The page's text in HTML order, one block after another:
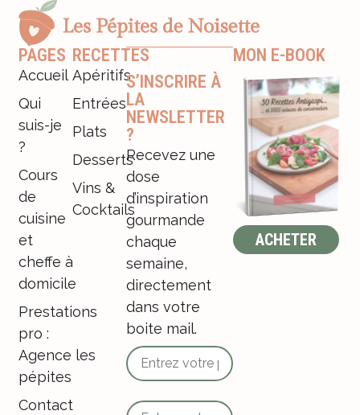
PAGES
Accueil
Qui
suis-je
?
Cours
de
cuisine
et
cheffe à
domicile
Prestations
pro :
Agence les
pépites
Contact
RECETTES
Apéritifs
Entrées
Plats
Desserts
Vins &
Cocktails
S’INSCRIRE À
LA
NEWSLETTER
?
Recevez une
dose
d’inspiration
gourmande
chaque
semaine,
directement
dans votre
boite mail.
MON E-BOOK
ACHETER